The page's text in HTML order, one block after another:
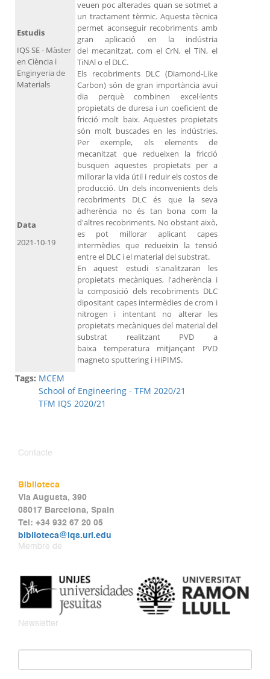
veuen poc alterades quan se sotmet a
un tractament tèrmic. Aquesta tècnica
permet aconseguir recobriments amb
gran aplicació en la indústria
del mecanitzat, com el CrN, el TiN, el
TiNAl o el DLC.
Els recobriments DLC (Diamond-Like
Carbon) són de gran importància avui
dia perquè combinen excel·lents
propietats de duresa i un coeficient de
fricció molt baix. Aquestes propietats
són molt buscades en les indústries.
Per exemple, els elements de
mecanitzat que redueixen la fricció
busquen aquestes propietats per a
millorar la vida útil i reduir els costos de
producció. Un dels inconvenients dels
recobriments DLC és que la seva
adherència no és tan bona com la
d'altres recobriments. No obstant això,
es pot millorar aplicant capes
intermèdies que redueixin la tensió
entre el DLC i el material del substrat.
En aquest estudi s'analitzaran les
propietats mecàniques, l'adherència i
la composició dels recobriments DLC
dipositant capes intermèdies de crom i
nitrogen i intentant no alterar les
propietats mecàniques del material del
substrat realitzant PVD a
baixa temperatura mitjançant PVD
magneto sputtering i HiPIMS.
Estudis
IQS SE - Màster
en Ciència i
Enginyeria de
Materials
Data
2021-10-19
Tags: MCEM
School of Engineering - TFM 2020/21
TFM IQS 2020/21
Contacte
Biblioteca
Via Augusta, 390
08017 Barcelona, Spain
Tel: +34 932 67 20 05
biblioteca@iqs.url.edu
Membre de
Newsletter